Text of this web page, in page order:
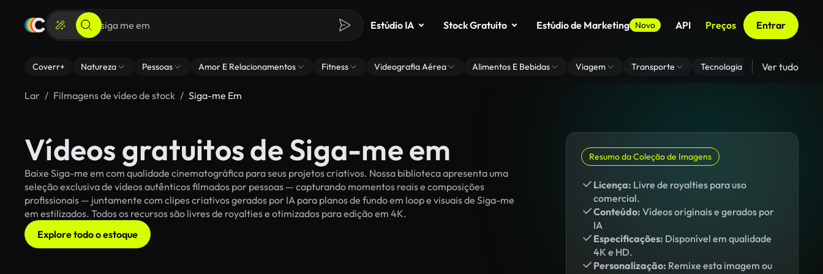
Estúdio IA Stock Gratuito Estúdio de Marketing Novo API Preços Entrar
Coverr+ Natureza Pessoas Amor E Relacionamentos Fitness Videografia Aérea Alimentos E Bebidas Viagem Transporte Tecnologia Zoom De
Ver tudo
Lar Filmagens de vídeo de stock Siga-me Em
Vídeos gratuitos de Siga-me em
Baixe Siga-me em com qualidade cinematográfica para seus projetos criativos. Nossa biblioteca apresenta uma
seleção exclusiva de vídeos autênticos filmados por pessoas — capturando momentos reais e composições
profissionais — juntamente com clipes criativos gerados por IA para planos de fundo em loop e visuais de Siga-me
em estilizados. Todos os recursos são livres de royalties e otimizados para edição em 4K.
Explore todo o estoque
Resumo da Coleção de Imagens
Licença: Livre de royalties para uso
comercial.
Conteúdo: Vídeos originais e gerados por
IA
Especificações: Disponível em qualidade
4K e HD.
Personalização: Remixe esta imagem ou